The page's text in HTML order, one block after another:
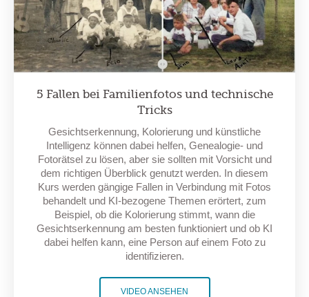
5 Fallen bei Familienfotos und technische
Tricks
Gesichtserkennung, Kolorierung und künstliche
Intelligenz können dabei helfen, Genealogie- und
Fotorätsel zu lösen, aber sie sollten mit Vorsicht und
dem richtigen Überblick genutzt werden. In diesem
Kurs werden gängige Fallen in Verbindung mit Fotos
behandelt und KI-bezogene Themen erörtert, zum
Beispiel, ob die Kolorierung stimmt, wann die
Gesichtserkennung am besten funktioniert und ob KI
dabei helfen kann, eine Person auf einem Foto zu
identifizieren.
VIDEO ANSEHEN